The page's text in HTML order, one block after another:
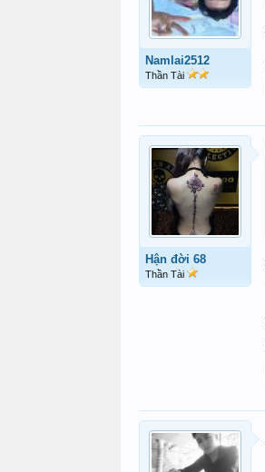
Namlai2512
Thần Tài
Hận đời 68
Thần Tài